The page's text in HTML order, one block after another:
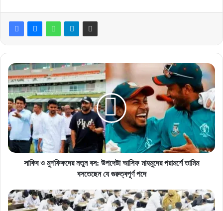
সাকিব
ও
মুশফিকদের
নতুন
বস:
উপদেষ্টা
আসিফ
মাহমুদের
পরামর্শে
গুরুত্বপূর্ণ
পদে
সাকিব ও মুশফিকদের নতুন বস: উপদেষ্টা আসিফ মাহমুদের পরামর্শে তামিম
বসতেছেন যে গুরুত্বপূর্ণ পদে
ব্রেকিং
নিউজ: